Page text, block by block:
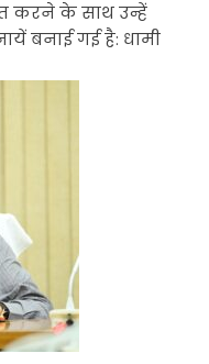
करने के साथ उन्हें
बनाई गई है: धामी